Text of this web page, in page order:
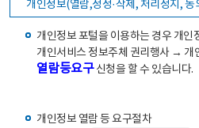
개인정보(열람,정정·삭제, 처리정지,
개인정보 포털을 이용하는 경우 개
개인서비스 정보주체 권리행사 → 개
열람등요구신청을 할 수 있습니다.
개인정보 열람 등 요구절차